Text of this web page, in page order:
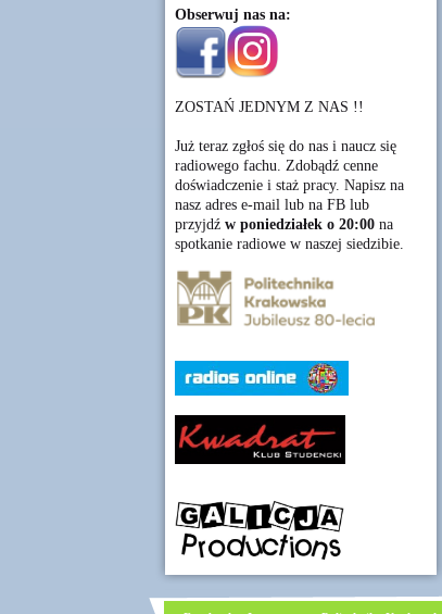
Obserwuj nas na:
ZOSTAŃ JEDNYM Z NAS !!
Już teraz zgłoś się do nas i naucz się
radiowego fachu. Zdobądź cenne
doświadczenie i staż pracy. Napisz na
nasz adres e-mail lub na FB lub
przyjdź w poniedziałek o 20:00na
spotkanie radiowe w naszej siedzibie.